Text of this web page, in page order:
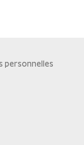
personnelles